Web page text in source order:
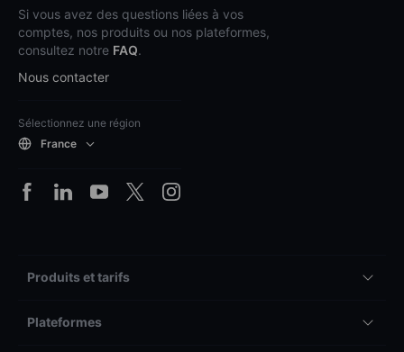
Si vous avez des questions liées à vos
comptes, nos produits ou nos plateformes,
consultez notre FAQ.
Nous contacter
Sélectionnez une région
France
Produits et tarifs
Plateformes